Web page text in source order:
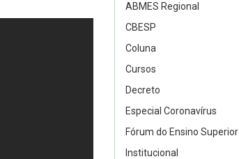
ABMES Regional
CBESP
Coluna
Cursos
Decreto
Especial Coronavírus
Fórum do Ensino Superior
Institucional